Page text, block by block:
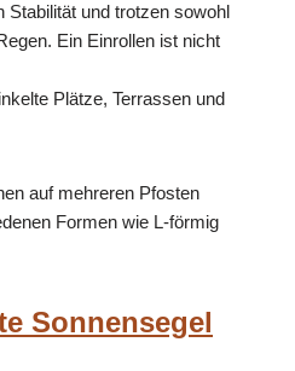
Stabilität und trotzen sowohl
Ein Einrollen ist nicht
Plätze, Terrassen und
auf mehreren Pfosten
Formen wie L-förmig
Sonnensegel